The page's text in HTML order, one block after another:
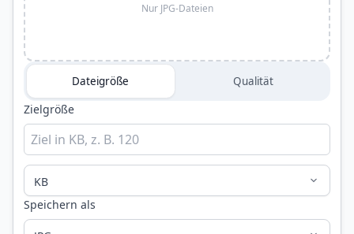
Nur JPG-Dateien
Dateigröße Qualität
Zielgröße
Speichern als